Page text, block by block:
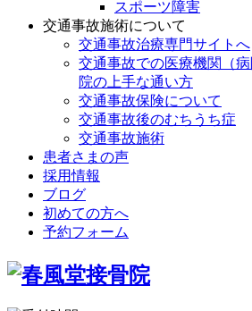
スポーツ障害
交通事故施術について
交通事故治療専門サイトへ
交通事故での医療機関（
院の上手な通い方
交通事故保険について
交通事故後のむちうち症
交通事故施術
患者さまの声
採用情報
ブログ
初めての方へ
予約フォーム